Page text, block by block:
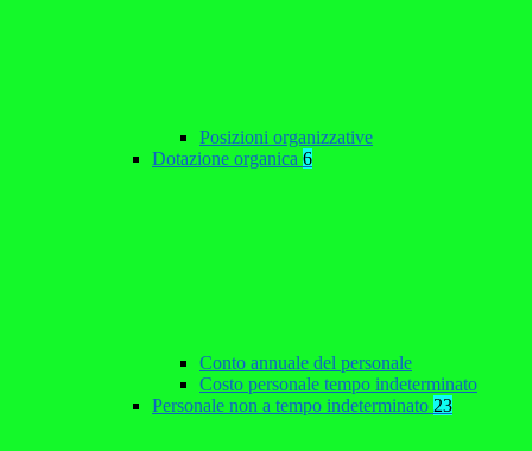
Posizioni organizzative
Dotazione organica 6
Conto annuale del personale
Costo personale tempo indeterminato
Personale non a tempo indeterminato 23